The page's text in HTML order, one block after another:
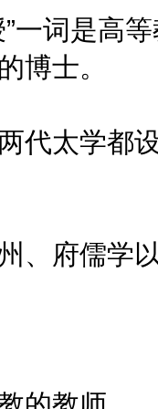
词是高等
博士。
太学都设
府儒学以